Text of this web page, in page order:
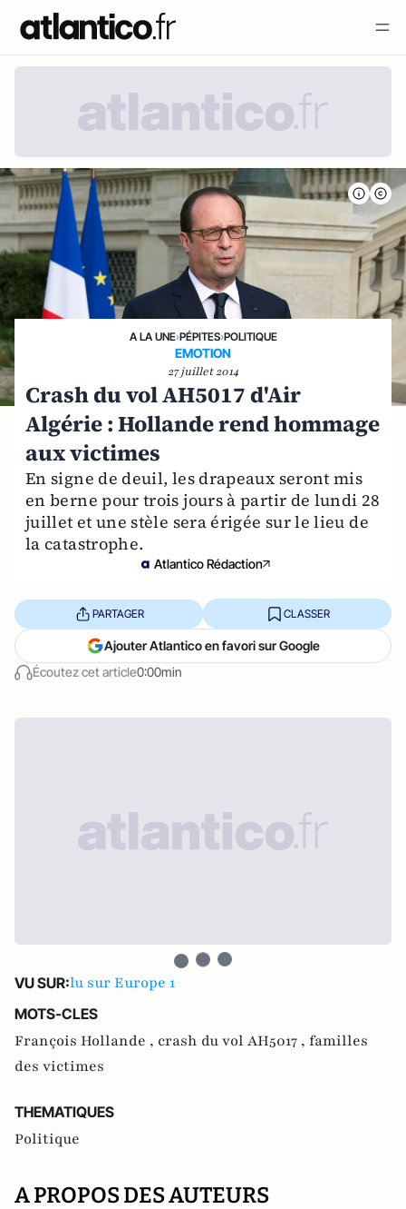
A LA UNE›PÉPITES›POLITIQUE
EMOTION
27 juillet 2014
Crash du vol AH5017 d'Air
Algérie : Hollande rend hommage
aux victimes
En signe de deuil, les drapeaux seront mis
en berne pour trois jours à partir de lundi 28
juillet et une stèle sera érigée sur le lieu de
la catastrophe.
Atlantico Rédaction
Écoutez cet article0:00min
PARTAGER CLASSER
Ajouter Atlantico en favori sur Google
VU SUR:lu sur Europe 1
MOTS-CLES
François Hollande , crash du vol AH5017 , familles
des victimes
THEMATIQUES
Politique
A PROPOS DES AUTEURS